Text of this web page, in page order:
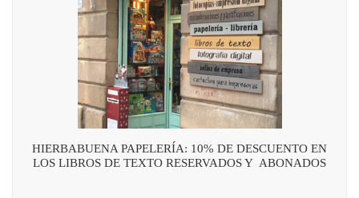
HIERBABUENA PAPELERÍA: 10% DE DESCUENTO EN
LOS LIBROS DE TEXTO RESERVADOS Y ABONADOS